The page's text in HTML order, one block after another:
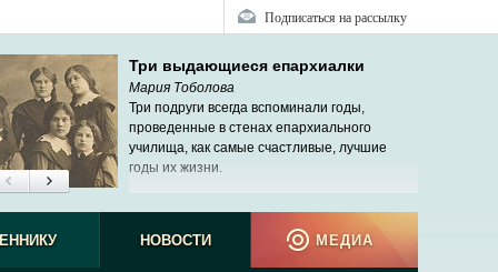
Подписаться на рассылку
Три выдающиеся епархиалки
Мария Тоболова
Три подруги всегда вспоминали годы,
проведенные в стенах епархиального
училища, как самые счастливые, лучшие
годы их жизни.
НОВОСТИ МЕДИА